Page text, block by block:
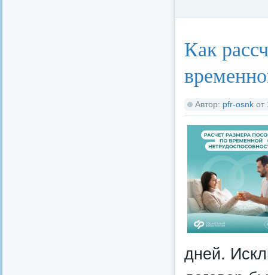
Как
Автор: pfr-osnk от
дней.